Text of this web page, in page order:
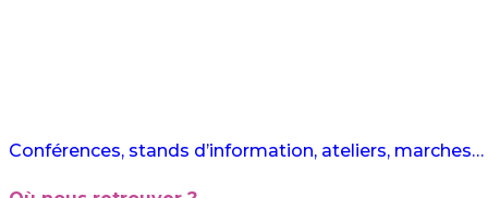
Conférences, stands d’information, ateliers,